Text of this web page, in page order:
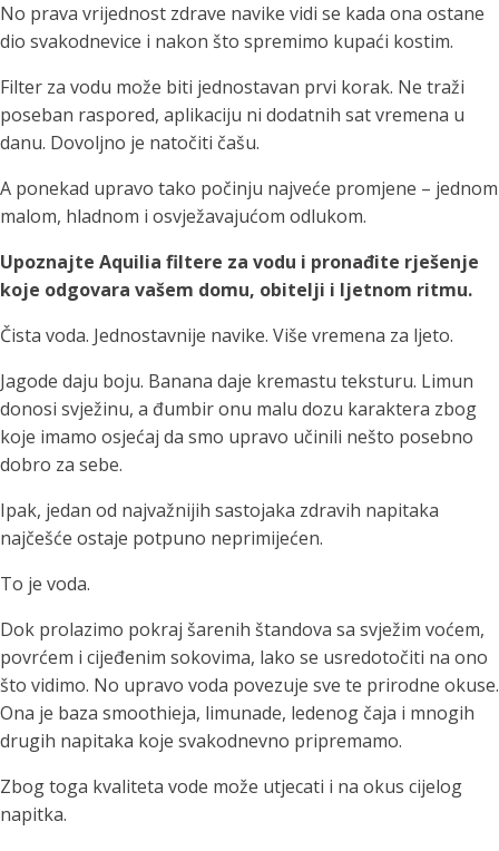
No prava vrijednost zdrave navike vidi se kada ona ostane
dio svakodnevice i nakon što spremimo kupaći kostim.
Filter za vodu može biti jednostavan prvi korak. Ne traži
poseban raspored, aplikaciju ni dodatnih sat vremena u
danu. Dovoljno je natočiti čašu.
A ponekad upravo tako počinju najveće promjene – jednom
malom, hladnom i osvježavajućom odlukom.
Upoznajte Aquilia filtere za vodu i pronađite rješenje
koje odgovara vašem domu, obitelji i ljetnom ritmu.
Čista voda. Jednostavnije navike. Više vremena za ljeto.
Jagode daju boju. Banana daje kremastu teksturu. Limun
donosi svježinu, a đumbir onu malu dozu karaktera zbog
koje imamo osjećaj da smo upravo učinili nešto posebno
dobro za sebe.
Ipak, jedan od najvažnijih sastojaka zdravih napitaka
najčešće ostaje potpuno neprimijećen.
To je voda.
Dok prolazimo pokraj šarenih štandova sa svježim voćem,
povrćem i cijeđenim sokovima, lako se usredotočiti na ono
što vidimo. No upravo voda povezuje sve te prirodne okuse.
Ona je baza smoothieja, limunade, ledenog čaja i mnogih
drugih napitaka koje svakodnevno pripremamo.
Zbog toga kvaliteta vode može utjecati i na okus cijelog
napitka.